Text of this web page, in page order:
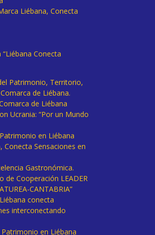
Liébana, Conecta
Conecta
Patrimonio, Territorio,
de Liébana.
de Liébana
Ucrania: “Por un Mundo
en Liébana
Conecta Sensaciones en
Gastronómica.
de Cooperación LEADER
CANTABRIA”
conecta
interconectando
en Liébana